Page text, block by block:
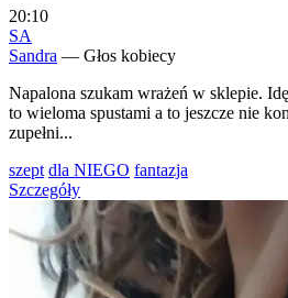
20:10
SA
Sandra — Głos kobiecy
Napalona szukam wrażeń w sklepie.
to wieloma spustami a to jeszcze nie
zupełni...
szept dla NIEGO fantazja
Szczegóły